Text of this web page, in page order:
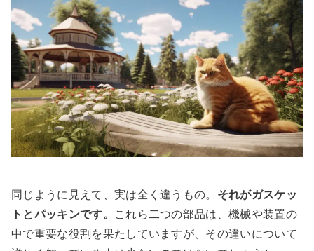
同じように見えて、実は全く違うもの。 それがガスケッ
トとパッキンです。
これら二つの部品は、機械や装置の
中で重要な役割を果たしていますが、その違いについて